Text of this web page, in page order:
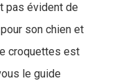
pas évident de
son chien et
croquettes est
le guide